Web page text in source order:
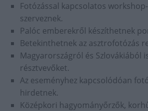
Fotózással kapcsolatos
szerveznek.
Palóc emberekről készíthetnek
Betekinthetnek az asztrofotózás
Magyarországról és Szlovákiából
résztvevőket.
Az eseményhez kapcsolódóan
hirdetnek.
Középkori hagyományőrzők,